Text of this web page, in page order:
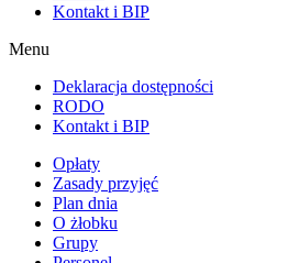
Kontakt i BIP
Menu
Deklaracja dostępności
RODO
Kontakt i BIP
Opłaty
Zasady przyjęć
Plan dnia
O żłobku
Grupy